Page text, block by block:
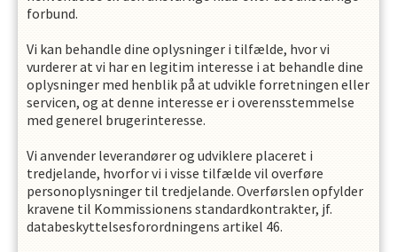
forbund.
Vi kan behandle dine oplysninger i tilfælde, hvor vi
vurderer at vi har en legitim interesse i at behandle dine
oplysninger med henblik på at udvikle forretningen eller
servicen, og at denne interesse er i overensstemmelse
med generel brugerinteresse.
Vi anvender leverandører og udviklere placeret i
tredjelande, hvorfor vi i visse tilfælde vil overføre
personoplysninger til tredjelande. Overførslen opfylder
kravene til Kommissionens standardkontrakter, jf.
databeskyttelsesforordningens artikel 46.